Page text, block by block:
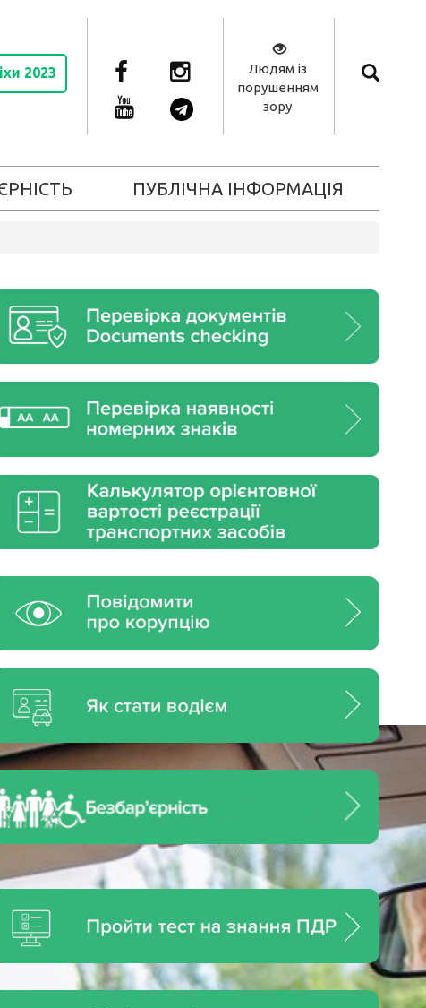
2023
Людям із
порушенням
зору
ПУБЛІЧНА ІНФОРМАЦІЯ